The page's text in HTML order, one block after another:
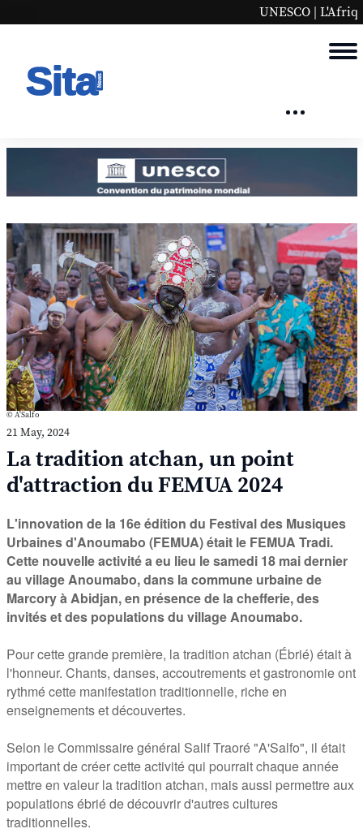
UNESCO | L'Afrique en
© A'Salfo
21 May, 2024
La tradition atchan, un point
d'attraction du FEMUA 2024
L'innovation de la 16e édition du Festival des Musiques
Urbaines d'Anoumabo (FEMUA) était le FEMUA Tradi.
Cette nouvelle activité a eu lieu le samedi 18 mai dernier
au village Anoumabo, dans la commune urbaine de
Marcory à Abidjan, en présence de la chefferie, des
invités et des populations du village Anoumabo.
Pour cette grande première, la tradition atchan (Ébrié) était à
l'honneur. Chants, danses, accoutrements et gastronomie ont
rythmé cette manifestation traditionnelle, riche en
enseignements et découvertes.
Selon le Commissaire général Salif Traoré "A'Salfo", il était
important de créer cette activité qui pourrait chaque année
mettre en valeur la tradition atchan, mais aussi permettre aux
populations ébrié de découvrir d'autres cultures
traditionnelles.